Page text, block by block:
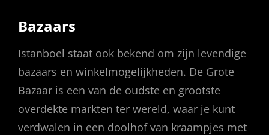
Bazaars
Istanboel staat ook bekend om zijn levendige
bazaars en winkelmogelijkheden. De Grote
Bazaar is een van de oudste en grootste
overdekte markten ter wereld, waar je kunt
verdwalen in een doolhof van kraampjes met